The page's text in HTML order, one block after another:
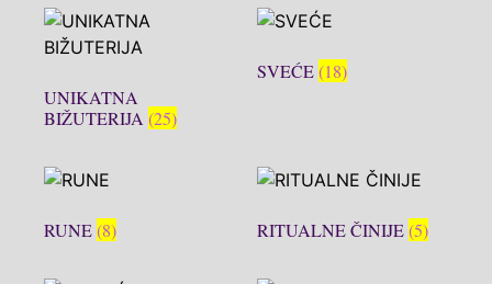
UNIKATNA
BIŽUTERIJA (25)
SVEĆE(18)
RUNE(8) RITUALNE ČINIJE(5)